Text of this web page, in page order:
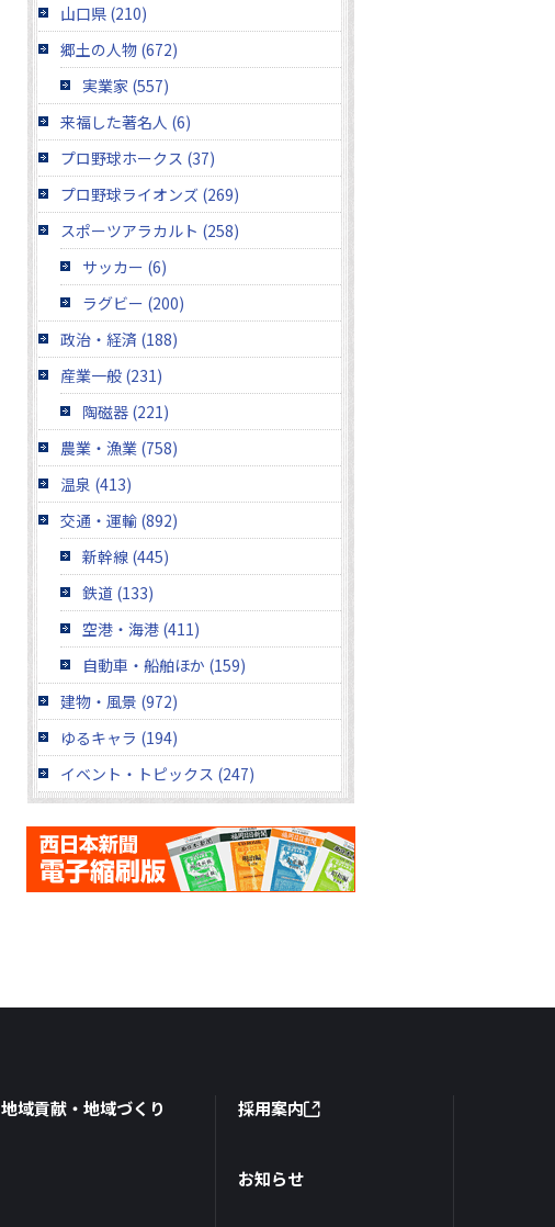
山口県 (210)
郷土の人物 (672)
実業家 (557)
来福した著名人 (6)
プロ野球ホークス (37)
プロ野球ライオンズ (269)
スポーツアラカルト (258)
サッカー (6)
ラグビー (200)
政治・経済 (188)
産業一般 (231)
陶磁器 (221)
農業・漁業 (758)
温泉 (413)
交通・運輸 (892)
新幹線 (445)
鉄道 (133)
空港・海港 (411)
自動車・船舶ほか (159)
建物・風景 (972)
ゆるキャラ (194)
イベント・トピックス (247)
地域貢献・地域づくり 採用案内
お知らせ